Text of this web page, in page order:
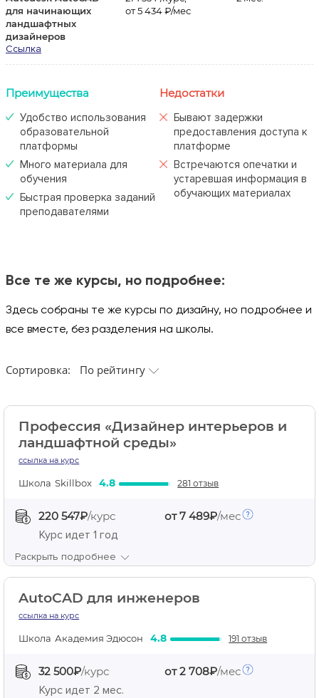
для начинающих
ландшафтных
дизайнеров
Ссылка
от 5 434 ₽/мес
Преимущества
Удобство использования
образовательной
платформы
Много материала для
обучения
Быстрая проверка заданий
преподавателями
Недостатки
Бывают задержки
предоставления доступа к
платформе
Встречаются опечатки и
устаревшая информация в
обучающих материалах
Все те же курсы, но подробнее:
Здесь собраны те же курсы по дизайну, но подробнее и
все вместе, без разделения на школы.
Сортировка: По рейтингу
Профессия «Дизайнер интерьеров и
ландшафтной среды»
ссылка на курс
Школа Skillbox 4.8 281 отзыв
220 547₽/курс от 7 489₽/мес
Курс идет 1 год
Раскрыть подробнее
AutoCAD для инженеров
ссылка на курс
Школа Академия Эдюсон 4.8 191 отзыв
32 500₽/курс от 2 708₽/мес
Курс идет 2 мес.